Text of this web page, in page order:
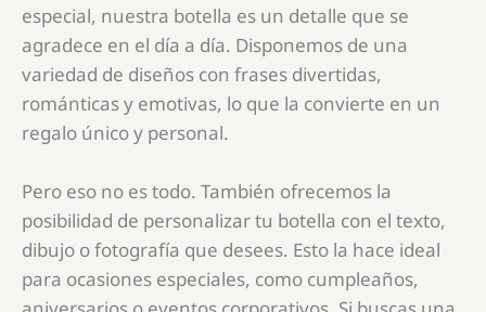
especial, nuestra botella es un detalle que se
agradece en el día a día. Disponemos de una
variedad de diseños con frases divertidas,
románticas y emotivas, lo que la convierte en un
regalo único y personal.
Pero eso no es todo. También ofrecemos la
posibilidad de personalizar tu botella con el texto,
dibujo o fotografía que desees. Esto la hace ideal
para ocasiones especiales, como cumpleaños,